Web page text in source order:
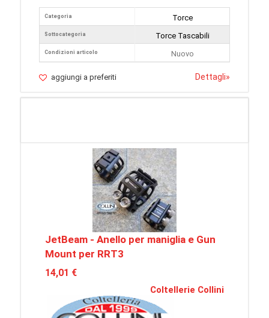
Categoria
Sottocategoria
Condizioni articolo
Torce
Torce Tascabili
Nuovo
aggiungi a preferiti Dettagli»
JetBeam - Anello per maniglia e Gun
Mount per RRT3
14,01 €
Coltellerie Collini